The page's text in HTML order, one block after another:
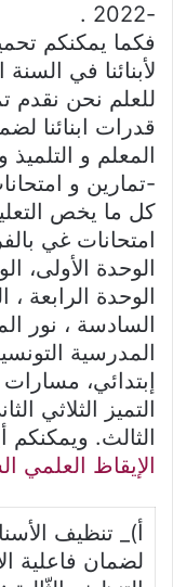
-2022 .
فكما يمكنكم
لأبنائنا في
للعلم نحن
قدرات ابنائنا
المعلم و
-تمارين و
كل ما يخص
امتحانات غي
الوحدة الأولى،
الوحدة الرابعة
السادسة ، نور
المدرسية
إبتدائي، مسارات
التميز الثلاثي
الثالث. ويمكنكم
الإيقاظ العلمي
أ)_ تنظيف
لضمان فاعلية